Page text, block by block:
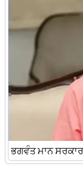
ਭਗਵੰਤ ਮਾਨ ਸਰਕਾਰ